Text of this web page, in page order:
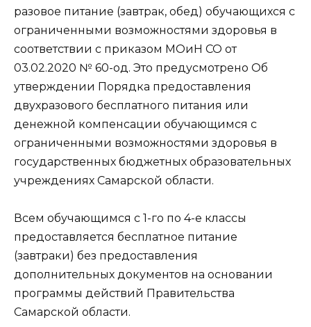
разовое питание (завтрак, обед) обучающихся с
ограниченными возможностями здоровья в
соответствии с приказом МОиН СО от
03.02.2020 № 60-од. Это предусмотрено Об
утверждении Порядка предоставления
двухразового бесплатного питания или
денежной компенсации обучающимся с
ограниченными возможностями здоровья в
государственных бюджетных образовательных
учреждениях Самарской области.
Всем обучающимся с 1-го по 4-е классы
предоставляется бесплатное питание
(завтраки) без предоставления
дополнительных документов на основании
программы действий Правительства
Самарской области.